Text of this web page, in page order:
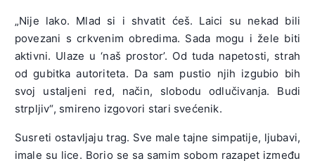
„Nije lako. Mlad si i shvatit ćeš. Laici su nekad bili
povezani s crkvenim obredima. Sada mogu i žele biti
aktivni. Ulaze u ‘naš prostor’. Od tuda napetosti, strah
od gubitka autoriteta. Da sam pustio njih izgubio bih
svoj ustaljeni red, način, slobodu odlučivanja. Budi
strpljiv“, smireno izgovori stari svećenik.
Susreti ostavljaju trag. Sve male tajne simpatije, ljubavi,
imale su lice. Borio se sa samim sobom razapet između